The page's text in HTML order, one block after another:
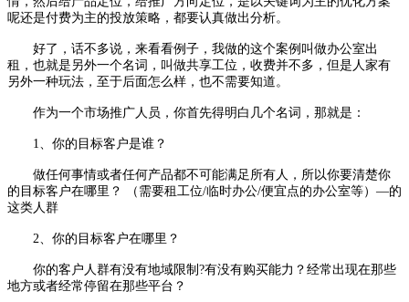
呢还是付费为主的投放策略，都要认真做出分析。
好了，话不多说，来看看例子，我做的这个案例叫做办公室出
租，也就是另外一个名词，叫做共享工位，收费并不多，但是人家有
另外一种玩法，至于后面怎么样，也不需要知道。
作为一个市场推广人员，你首先得明白几个名词，那就是：
1、你的目标客户是谁？
做任何事情或者任何产品都不可能满足所有人，所以你要清楚你
的目标客户在哪里？ （需要租工位/临时办公/便宜点的办公室等）—的
这类人群
2、你的目标客户在哪里？
你的客户人群有没有地域限制?有没有购买能力？经常出现在那些
地方或者经常停留在那些平台？